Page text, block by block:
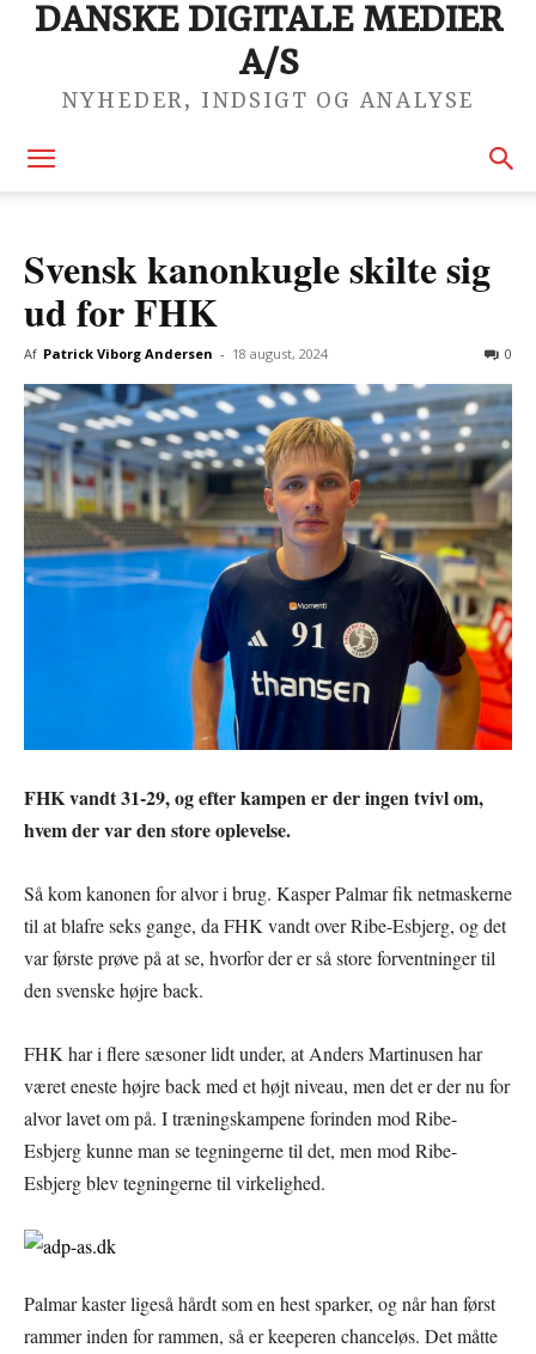
DANSKE DIGITALE MEDIER
A/S
NYHEDER, INDSIGT OG ANALYSE
Svensk kanonkugle skilte sig
ud for FHK
Af Patrick Viborg Andersen - 18 august, 2024 0
FHK vandt 31-29, og efter kampen er der ingen tvivl om,
hvem der var den store oplevelse.
Så kom kanonen for alvor i brug. Kasper Palmar fik netmaskerne
til at blafre seks gange, da FHK vandt over Ribe-Esbjerg, og det
var første prøve på at se, hvorfor der er så store forventninger til
den svenske højre back.
FHK har i flere sæsoner lidt under, at Anders Martinusen har
været eneste højre back med et højt niveau, men det er der nu for
alvor lavet om på. I træningskampene forinden mod Ribe-
Esbjerg kunne man se tegningerne til det, men mod Ribe-
Esbjerg blev tegningerne til virkelighed.
Palmar kaster ligeså hårdt som en hest sparker, og når han først
rammer inden for rammen, så er keeperen chanceløs. Det måtte